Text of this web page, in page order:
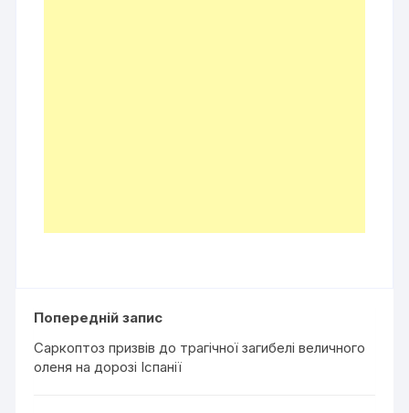
Попередній запис
Саркоптоз призвів до трагічної загибелі величного
оленя на дорозі Іспанії